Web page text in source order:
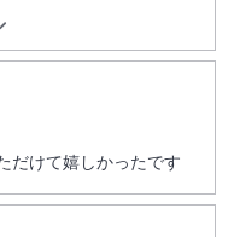
ができました。
だけて嬉しかったです